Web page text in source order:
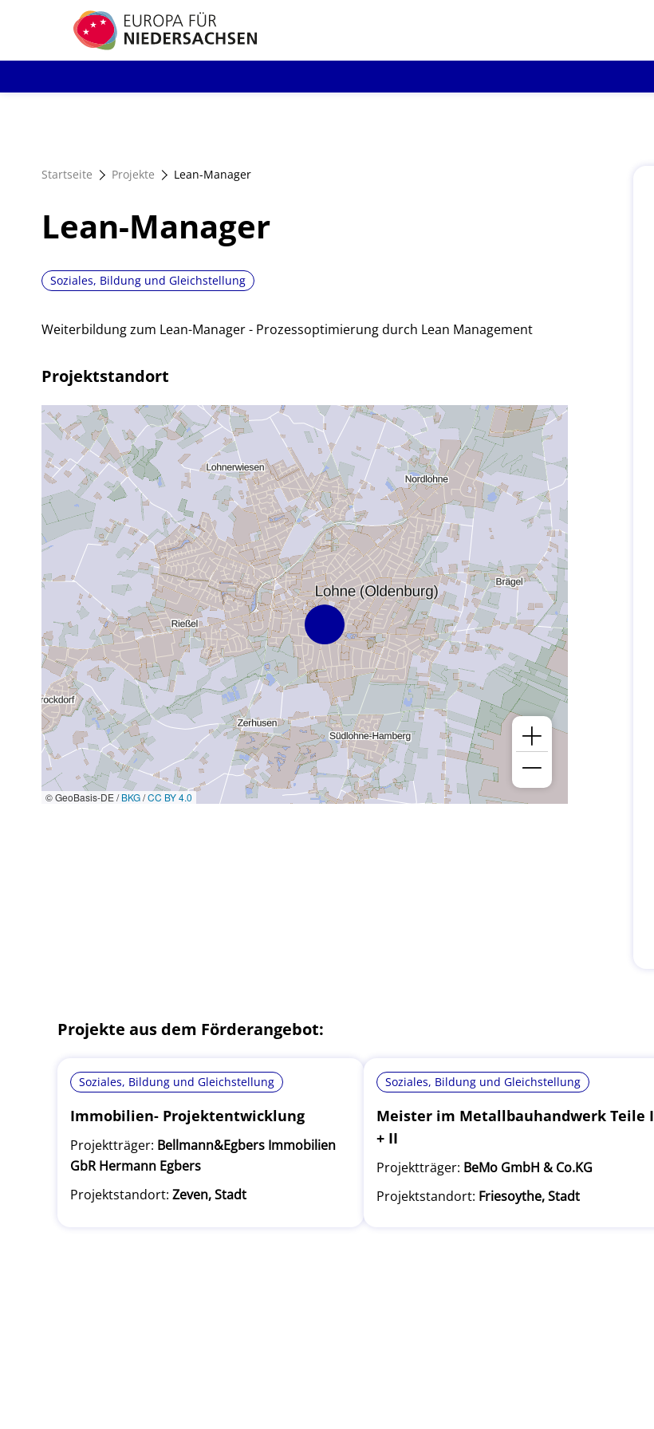
Startseite Projekte Lean-Manager
Lean-Manager
Soziales, Bildung und Gleichstellung
Weiterbildung zum Lean-Manager - Prozessoptimierung durch Lean Management
Projektstandort
© GeoBasis-DE /BKG/CC BY 4.0
Projekte aus dem Förderangebot:
Soziales, Bildung und Gleichstellung
Immobilien- Projektentwicklung
Projektträger: Bellmann&Egbers Immobilien
GbR Hermann Egbers
Projektstandort: Zeven, Stadt
Soziales, Bildung und Gleichstellung
Meister im Metallbauhandwerk Teile I
+ II
Projektträger: BeMo GmbH & Co.KG
Projektstandort: Friesoythe, Stadt